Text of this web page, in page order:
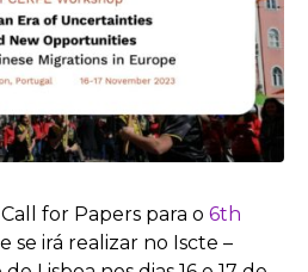
for Papers para o 6th
se irá realizar no Iscte –